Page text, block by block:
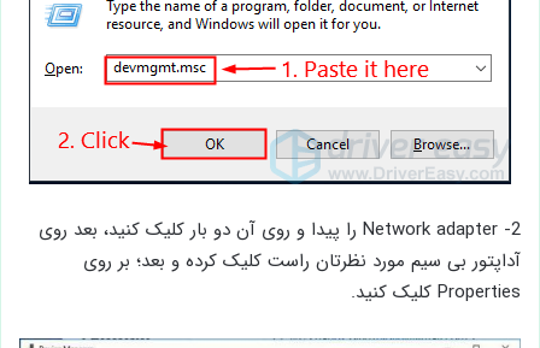
2- Network adapter را پیدا و روی آن دو بار کلیک کنید، بعد روی
آداپتور بی سیم مورد نظرتان راست کلیک کرده و بعد؛ بر روی
Properties کلیک کنید.